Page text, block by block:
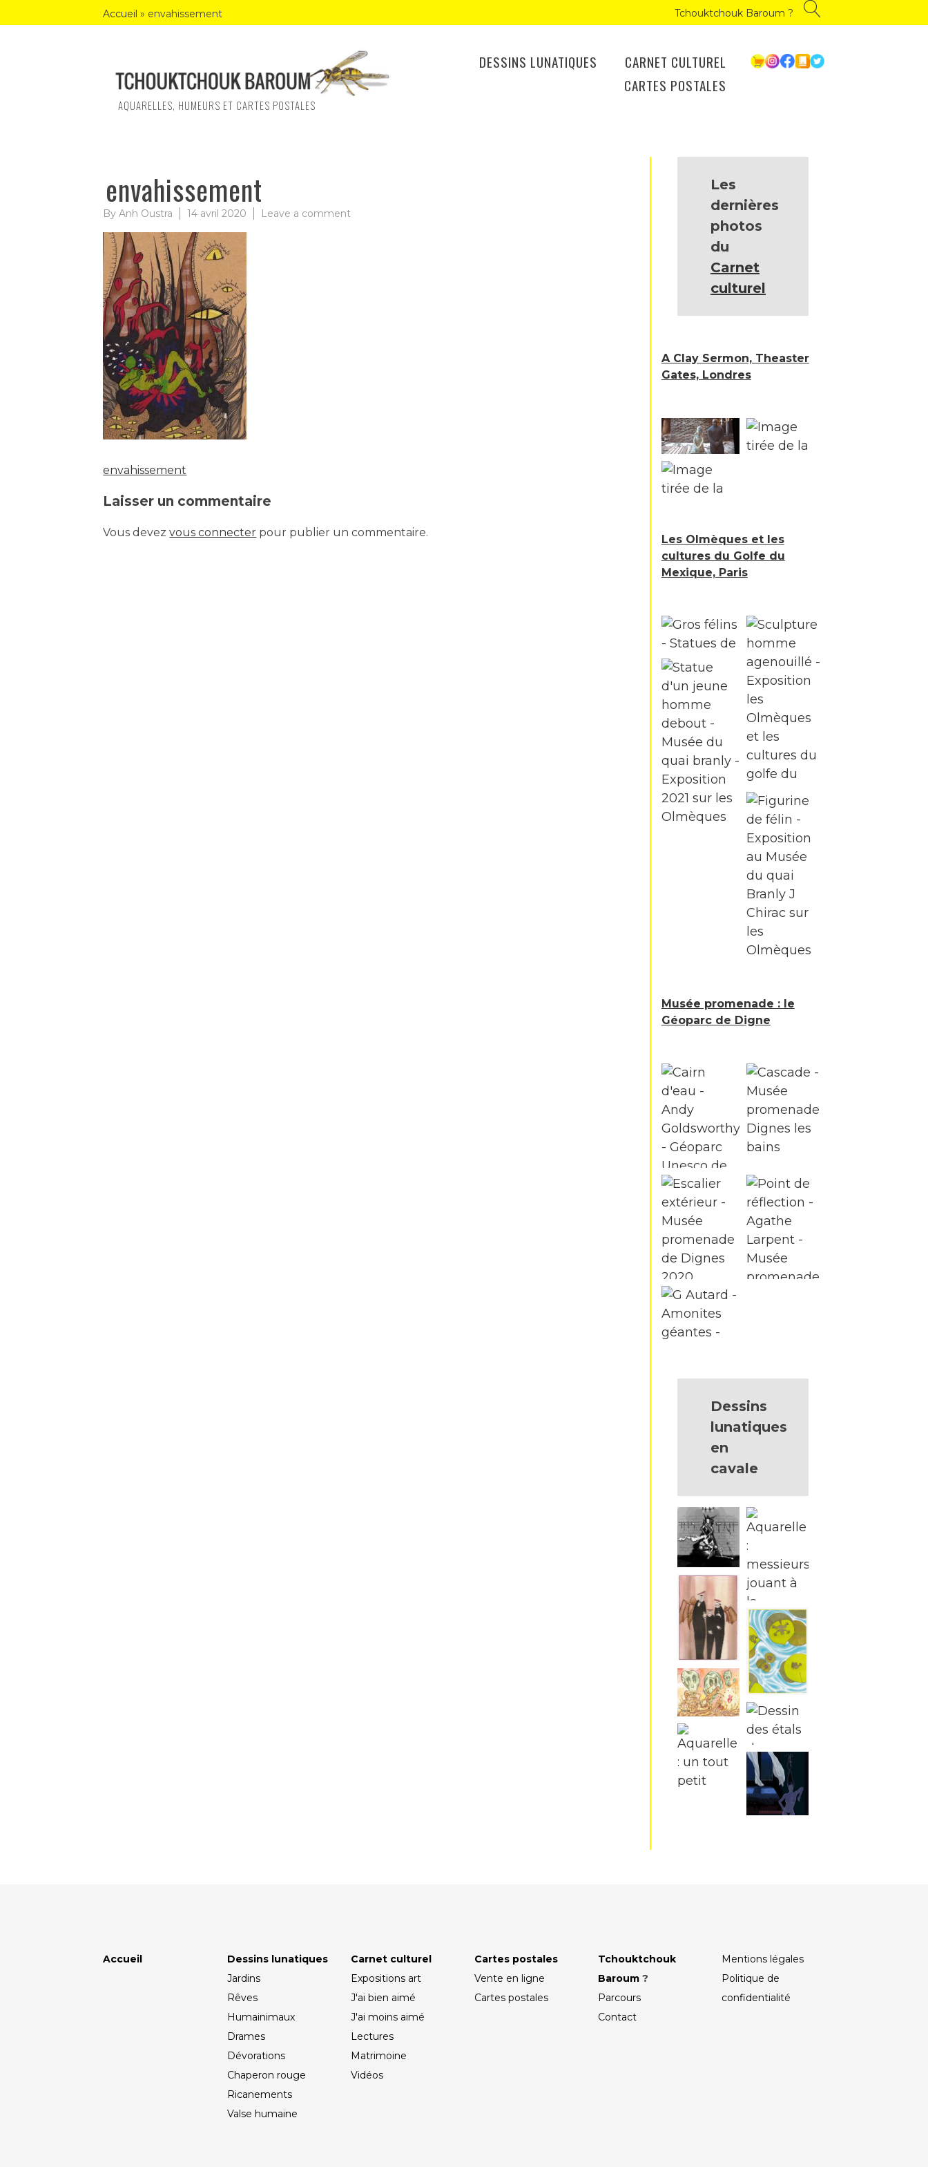
to
Accueil » envahissement Tchouktchouk Baroum ?
AQUARELLES, HUMEURS ET CARTES POSTALES
DESSINS LUNATIQUES
CARNET CULTUREL
CARTES POSTALES
envahissement
ByAnh Oustra 14 avril 2020 Leave a comment
Navigation
de
envahissement
Laisser un commentaire
Vous devezvous connecter pour publier un commentaire.
Les
dernières
photos
du
Carnet
culturel
A Clay Sermon, Theaster
Gates, Londres
Les Olmèques et les
cultures du Golfe du
Mexique, Paris
Musée promenade : le
Géoparc de Digne
Dessins
lunatiques
en
cavale
Accueil
Dessins lunatiques
Jardins
Rêves
Humainimaux
Drames
Dévorations
Chaperon rouge
Ricanements
Valse humaine
Carnet culturel
Expositions art
J'ai bien aimé
J'ai moins aimé
Lectures
Matrimoine
Vidéos
Cartes postales
Vente en ligne
Cartes postales
Tchouktchouk
Baroum ?
Parcours
Contact
Mentions légales
Politique de
confidentialité